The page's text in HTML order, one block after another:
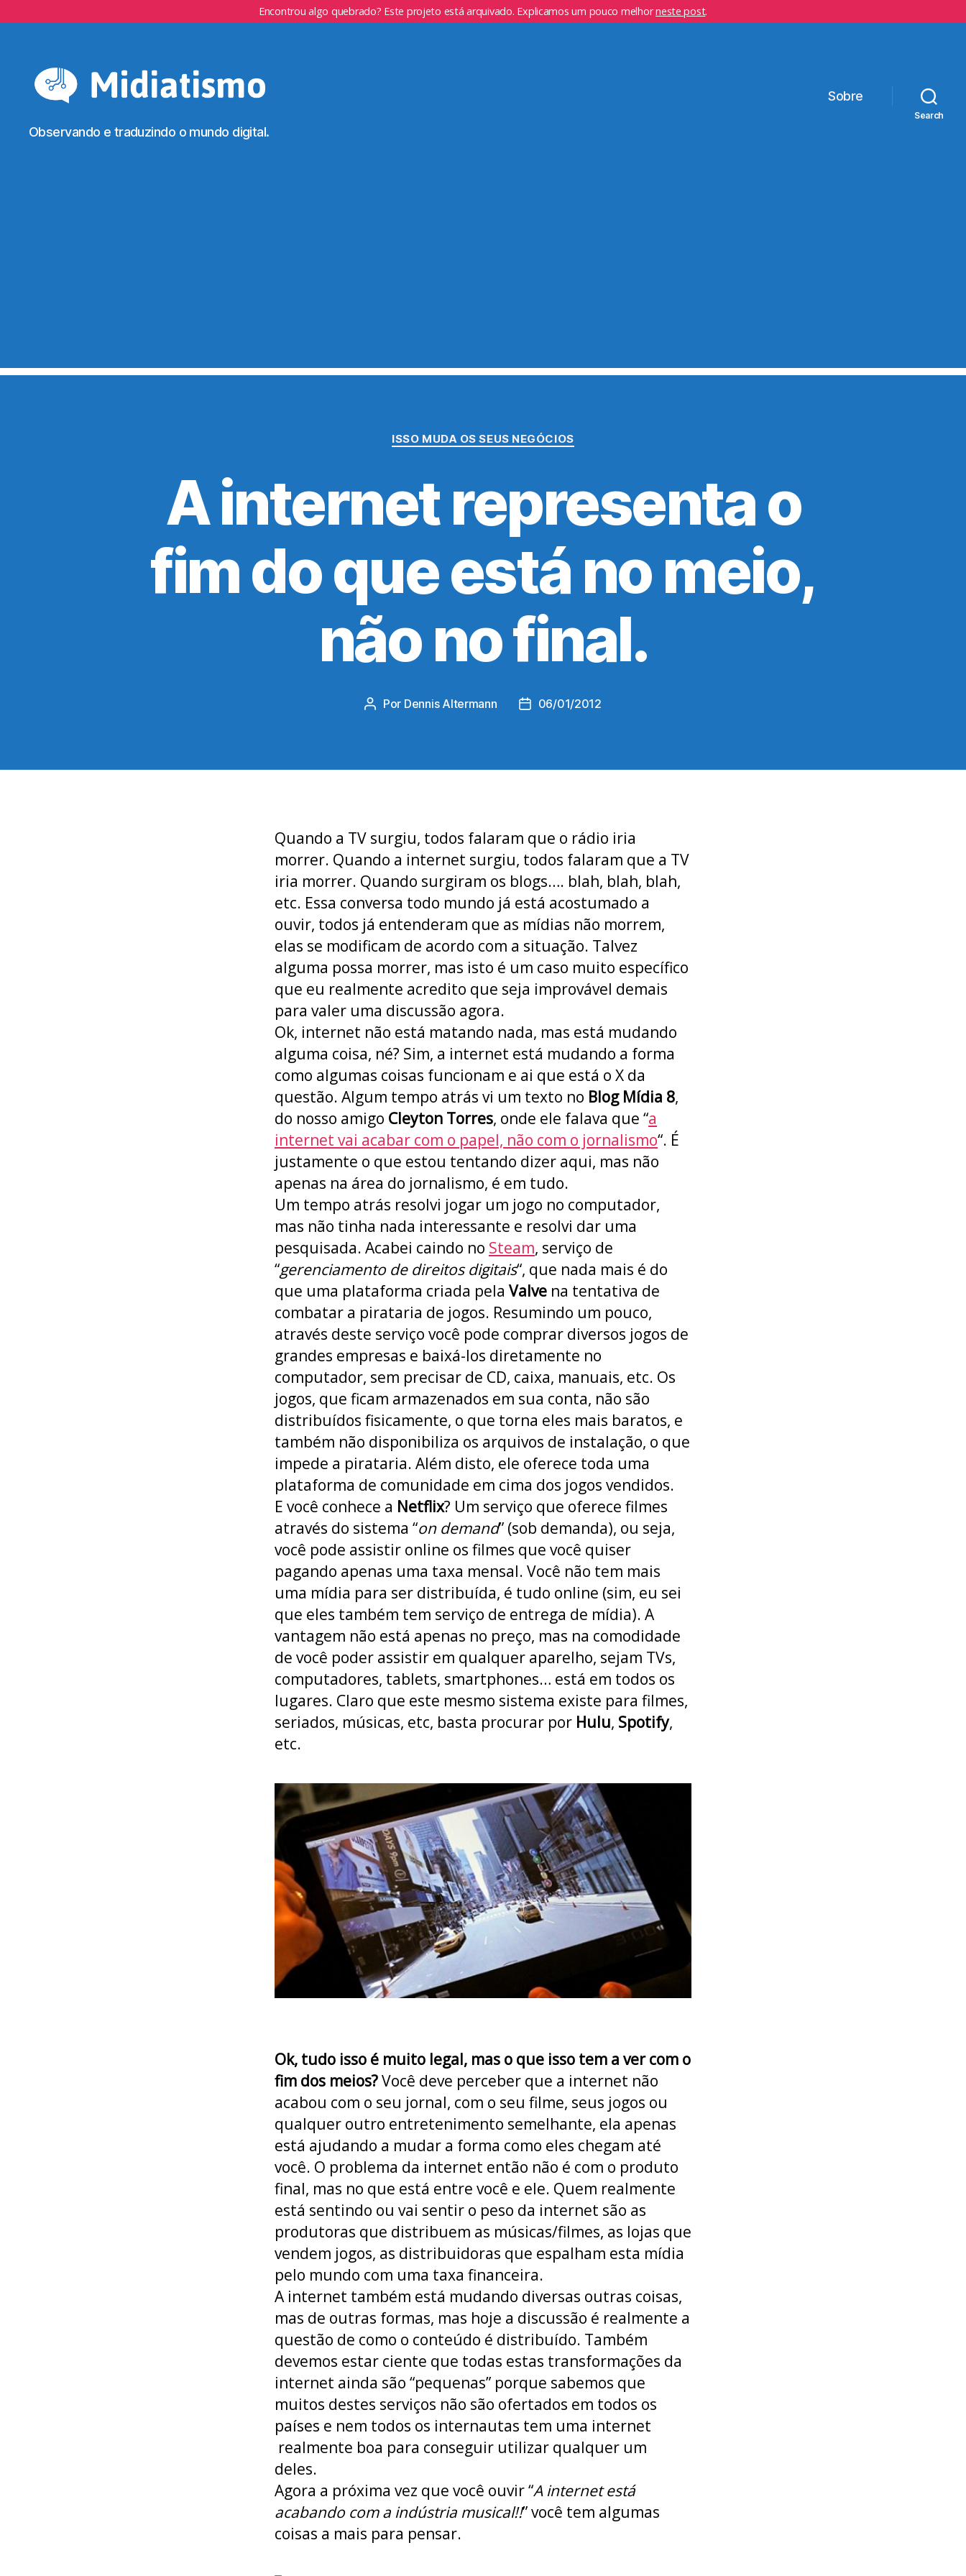
Encontrou algo quebrado? Este projeto está arquivado. Explicamos um pouco melhorneste post.
Observando e traduzindo o mundo digital.
Sobre
Search
Categorias
ISSO MUDA OS SEUS NEGÓCIOS
A internet representa o
fim do que está no meio,
não no final.
Autor
Por Dennis Altermann
Data06/01/2012
Quando a TV surgiu, todos falaram que o rádio iria
morrer. Quando a internet surgiu, todos falaram que a TV
iria morrer. Quando surgiram os blogs…. blah, blah, blah,
etc. Essa conversa todo mundo já está acostumado a
ouvir, todos já entenderam que as mídias não morrem,
elas se modificam de acordo com a situação. Talvez
alguma possa morrer, mas isto é um caso muito específico
que eu realmente acredito que seja improvável demais
para valer uma discussão agora.
Ok, internet não está matando nada, mas está mudando
alguma coisa, né? Sim, a internet está mudando a forma
como algumas coisas funcionam e ai que está o X da
questão. Algum tempo atrás vi um texto no Blog Mídia 8,
do nosso amigo Cleyton Torres, onde ele falava que “a
internet vai acabar com o papel, não com o jornalismo“. É
justamente o que estou tentando dizer aqui, mas não
apenas na área do jornalismo, é em tudo.
Um tempo atrás resolvi jogar um jogo no computador,
mas não tinha nada interessante e resolvi dar uma
pesquisada. Acabei caindo no Steam, serviço de
“gerenciamento de direitos digitais“, que nada mais é do
que uma plataforma criada pela Valve na tentativa de
combatar a pirataria de jogos. Resumindo um pouco,
através deste serviço você pode comprar diversos jogos de
grandes empresas e baixá-los diretamente no
computador, sem precisar de CD, caixa, manuais, etc. Os
jogos, que ficam armazenados em sua conta, não são
distribuídos fisicamente, o que torna eles mais baratos, e
também não disponibiliza os arquivos de instalação, o que
impede a pirataria. Além disto, ele oferece toda uma
plataforma de comunidade em cima dos jogos vendidos.
E você conhece a Netflix? Um serviço que oferece filmes
através do sistema “on demand” (sob demanda), ou seja,
você pode assistir online os filmes que você quiser
pagando apenas uma taxa mensal. Você não tem mais
uma mídia para ser distribuída, é tudo online (sim, eu sei
que eles também tem serviço de entrega de mídia). A
vantagem não está apenas no preço, mas na comodidade
de você poder assistir em qualquer aparelho, sejam TVs,
computadores, tablets, smartphones… está em todos os
lugares. Claro que este mesmo sistema existe para filmes,
seriados, músicas, etc, basta procurar por Hulu, Spotify,
etc.
Ok, tudo isso é muito legal, mas o que isso tem a ver com o
fim dos meios?Você deve perceber que a internet não
acabou com o seu jornal, com o seu filme, seus jogos ou
qualquer outro entretenimento semelhante, ela apenas
está ajudando a mudar a forma como eles chegam até
você. O problema da internet então não é com o produto
final, mas no que está entre você e ele. Quem realmente
está sentindo ou vai sentir o peso da internet são as
produtoras que distribuem as músicas/filmes, as lojas que
vendem jogos, as distribuidoras que espalham esta mídia
pelo mundo com uma taxa financeira.
A internet também está mudando diversas outras coisas,
mas de outras formas, mas hoje a discussão é realmente a
questão de como o conteúdo é distribuído. Também
devemos estar ciente que todas estas transformações da
internet ainda são “pequenas” porque sabemos que
muitos destes serviços não são ofertados em todos os
países e nem todos os internautas tem uma internet
realmente boa para conseguir utilizar qualquer um
deles.
Agora a próxima vez que você ouvir “A internet está
acabando com a indústria musical!!” você tem algumas
coisas a mais para pensar.